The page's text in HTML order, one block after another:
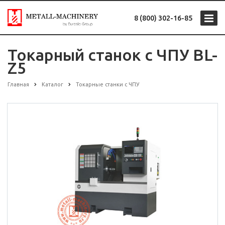
8 (800) 302-16-85
Токарный станок с ЧПУ BL-
Z5
Главная Каталог Токарные станки с ЧПУ